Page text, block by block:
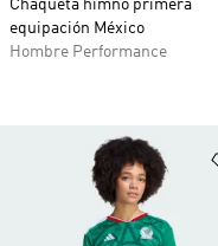
Chaqueta himno primera
equipación México
Hombre Performance